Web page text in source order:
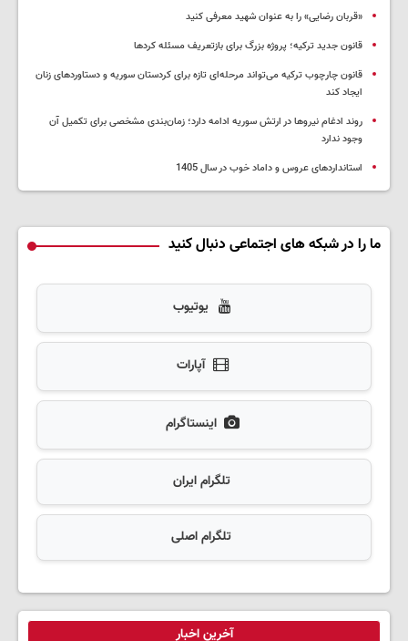
«قربان رضایی» را به عنوان شهید معرفی کنید
قانون جدید ترکیه؛ پروژه بزرگ‌ برای بازتعریف مسئله کردها
قانون چارچوب ترکیه می‌تواند مرحله‌ای تازه برای کردستان سوریه و دستاوردهای زنان
ایجاد کند
روند ادغام نیروها در ارتش سوریه ادامه دارد؛ زمان‌بندی مشخصی برای تکمیل آن
وجود ندارد
استانداردهای عروس و داماد خوب در سال 1405
ما را در شبکه های اجتماعی دنبال کنید
یوتیوب
آپارات
اینستاگرام
تلگرام ایران
تلگرام اصلی
آخرین اخبار